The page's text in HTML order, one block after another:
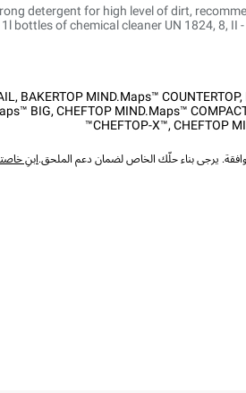
detergent for high level of dirt,
bottles of chemical cleaner UN 1824, 8, II
, BAKERTOP MIND.Maps™ COUNTERTOP,
BIG, CHEFTOP MIND.Maps™
CHEFTOP-X™, CHEFTOP
يرجى بناء حلّك الخاص لضمان دعم الملحق.ابنِ